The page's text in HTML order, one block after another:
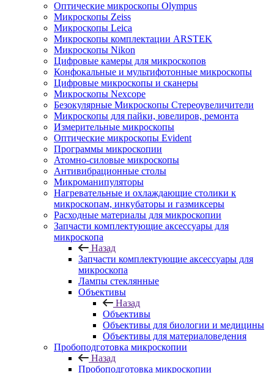
Оптические микроскопы Olympus
Микроскопы Zeiss
Микроскопы Leica
Микроскопы комплектации ARSTEK
Микроскопы Nikon
Цифровые камеры для микроскопов
Конфокальные и мультифотонные микроскопы
Цифровые микроскопы и сканеры
Микроскопы Nexcope
Безокулярные Микроскопы Стереоувеличители
Микроскопы для пайки, ювелиров, ремонта
Измерительные микроскопы
Оптические микроскопы Evident
Программы микроскопии
Атомно-силовые микроскопы
Антивибрационные столы
Микроманипуляторы
Нагревательные и охлаждающие столики к
микроскопам, инкубаторы и газмиксеры
Расходные материалы для микроскопии
Запчасти комплектующие аксессуары для
микроскопа
Назад
Запчасти комплектующие аксессуары для
микроскопа
Лампы стеклянные
Объективы
Назад
Объективы
Объективы для биологии и медицины
Объективы для материаловедения
Пробоподготовка микроскопии
Назад
Пробоподготовка микроскопии